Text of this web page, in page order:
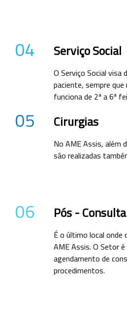
04 Serviço Social
O Serviço Social visa
paciente, sempre
funciona de 2ª a 6ª
05 Cirurgias
No AME Assis, além
são realizadas
06 Pós - Consulta
É o último local onde
AME Assis. O Setor
agendamento de
procedimentos.